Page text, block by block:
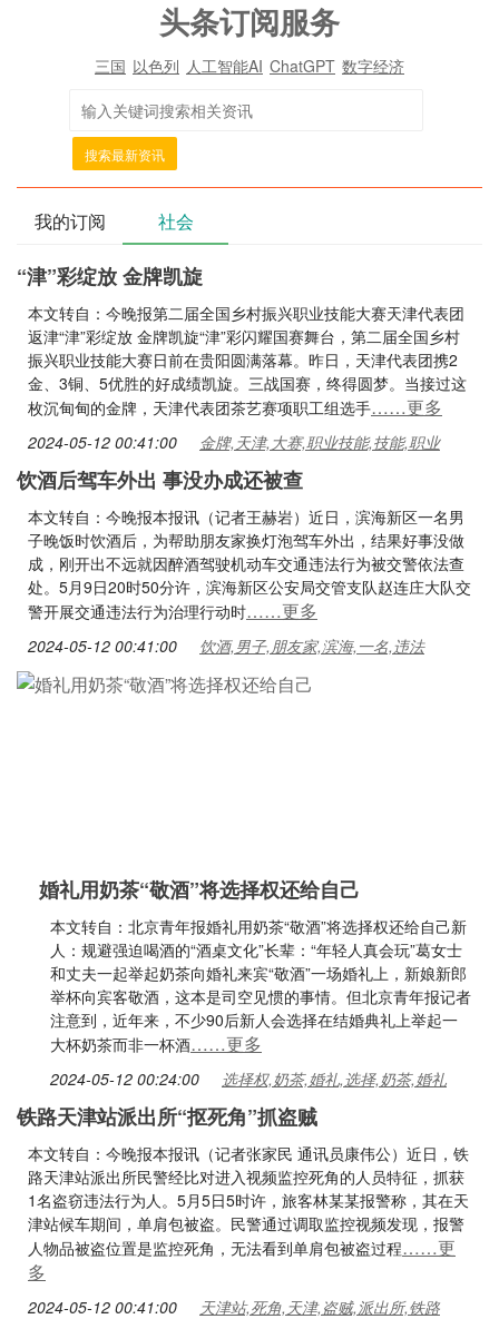
头条订阅服务
三国 以色列 人工智能AI ChatGPT 数字经济
搜索最新资讯
我的订阅 社会
“津”彩绽放 金牌凯旋
本文转自：今晚报第二届全国乡村振兴职业技能大赛天津代表团
返津“津”彩绽放 金牌凯旋“津”彩闪耀国赛舞台，第二届全国乡村
振兴职业技能大赛日前在贵阳圆满落幕。昨日，天津代表团携2
金、3铜、5优胜的好成绩凯旋。三战国赛，终得圆梦。当接过这
枚沉甸甸的金牌，天津代表团茶艺赛项职工组选手……更多
2024-05-12 00:41:00 金牌,天津,大赛,职业技能,技能,职业
饮酒后驾车外出 事没办成还被查
本文转自：今晚报本报讯（记者王赫岩）近日，滨海新区一名男
子晚饭时饮酒后，为帮助朋友家换灯泡驾车外出，结果好事没做
成，刚开出不远就因醉酒驾驶机动车交通违法行为被交警依法查
处。5月9日20时50分许，滨海新区公安局交管支队赵连庄大队交
警开展交通违法行为治理行动时……更多
2024-05-12 00:41:00 饮酒,男子,朋友家,滨海,一名,违法
婚礼用奶茶“敬酒”将选择权还给自己
本文转自：北京青年报婚礼用奶茶“敬酒”将选择权还给自己新
人：规避强迫喝酒的“酒桌文化”长辈：“年轻人真会玩”葛女士
和丈夫一起举起奶茶向婚礼来宾“敬酒”一场婚礼上，新娘新郎
举杯向宾客敬酒，这本是司空见惯的事情。但北京青年报记者
注意到，近年来，不少90后新人会选择在结婚典礼上举起一
大杯奶茶而非一杯酒……更多
2024-05-12 00:24:00 选择权,奶茶,婚礼,选择,奶茶,婚礼
铁路天津站派出所“抠死角”抓盗贼
本文转自：今晚报本报讯（记者张家民 通讯员康伟公）近日，铁
路天津站派出所民警经比对进入视频监控死角的人员特征，抓获
1名盗窃违法行为人。5月5日5时许，旅客林某某报警称，其在天
津站候车期间，单肩包被盗。民警通过调取监控视频发现，报警
人物品被盗位置是监控死角，无法看到单肩包被盗过程……更
多
2024-05-12 00:41:00 天津站,死角,天津,盗贼,派出所,铁路